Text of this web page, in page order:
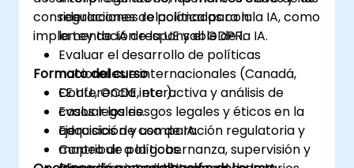
consideraciones de política para la
implementación responsable de la IA.
regulaciones relacionadas con la IA, como
la Ley de IA de la UE y el GDPR.
Evaluar el desarrollo de políticas
nacionales e internacionales (Canadá,
EE.UU., OCDE, etc.).
Evaluar los riesgos legales y éticos en la
adquisición y uso de IA.
Contribuir a la gobernanza, supervisión y
Formato del curso
Conferencia interactiva y análisis de
casos legales.
Ejercicios de comparación regulatoria y
mapeo de políticas.